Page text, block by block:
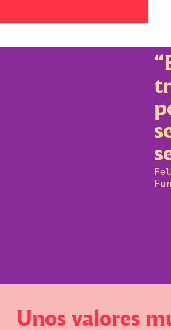
Unos valores